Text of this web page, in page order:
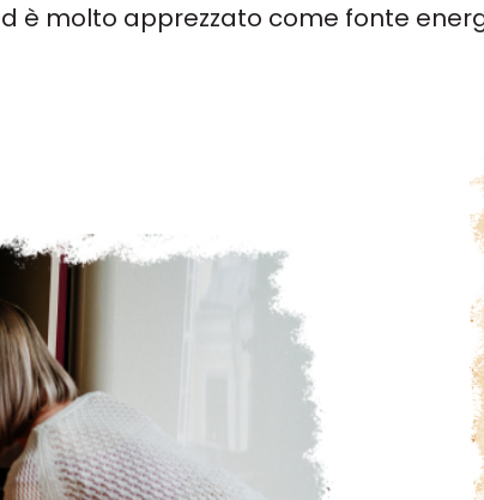
è molto apprezzato come fonte